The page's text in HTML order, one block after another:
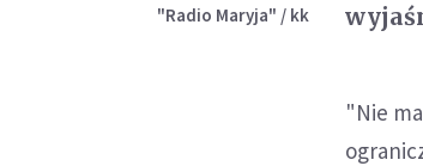
"Radio Maryja" / kk
"Nie